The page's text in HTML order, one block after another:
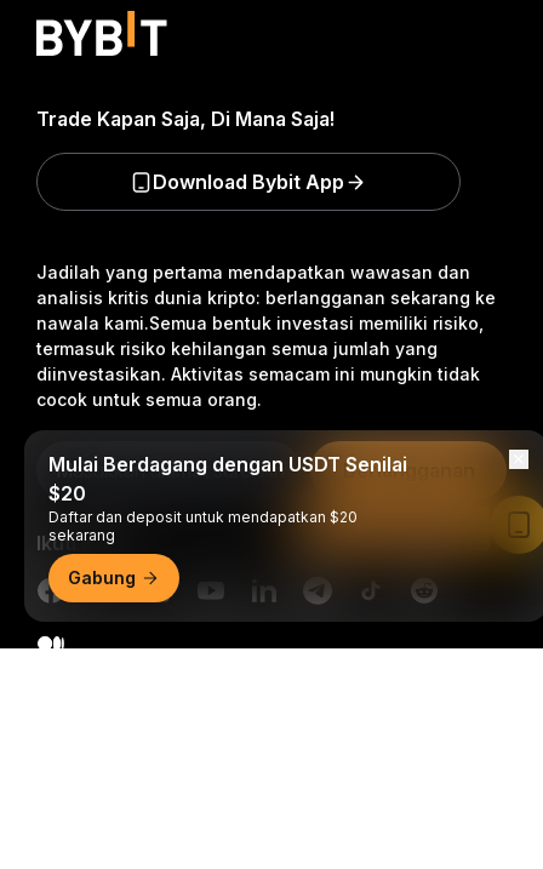
Jadilah yang pertama mendapatkan wawasan dan
analisis kritis dunia kripto: berlangganan sekarang ke
nawala kami.Semua bentuk investasi memiliki risiko,
termasuk risiko kehilangan semua jumlah yang
diinvestasikan. Aktivitas semacam ini mungkin tidak
cocok untuk semua orang.
Berlangganan
Ikuti Kami
Trade Kapan Saja, Di Mana Saja!
Download Bybit App
Mulai Berdagang dengan USDT Senilai
$20
Daftar dan deposit untuk mendapatkan $20
sekarang
Gabung
Baca di Aplikasi Bybit